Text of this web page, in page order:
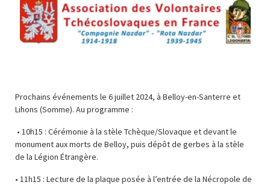
Prochains événements le 6 juillet 2024, à Belloy-en-Santerre et
Lihons (Somme). Au programme :
• 10h15 : Cérémonie à la stèle Tchèque/Slovaque et devant le
monument aux morts de Belloy, puis dépôt de gerbes à la stèle
de la Légion Étrangère.
• 11h15 : Lecture de la plaque posée à l’entrée de la Nécropole de